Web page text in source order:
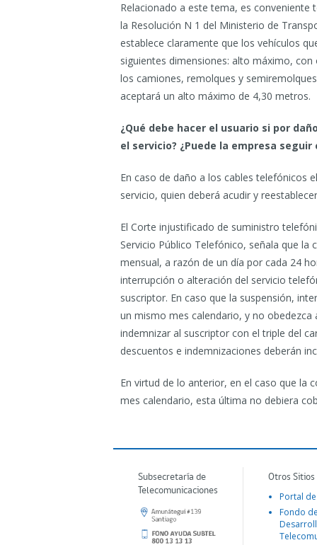
Relacionado a este tema, es
la Resolución N 1 del Ministerio de
establece claramente que los vehículos
siguientes dimensiones: alto máximo,
los camiones, remolques y
aceptará un alto máximo de 4,30 metros.
¿Qué debe hacer el usuario si por
el servicio? ¿Puede la empresa
En caso de daño a los cables telefónicos
servicio, quien deberá acudir y
El Corte injustificado de suministro
Servicio Público Telefónico, señala que
mensual, a razón de un día por cada 24
interrupción o alteración del servicio
suscriptor. En caso que la suspensión,
un mismo mes calendario, y no
indemnizar al suscriptor con el triple del
descuentos e indemnizaciones deberán
En virtud de lo anterior, en el caso que la
mes calendario, esta última no debiera
Subsecretaría de
Telecomunicaciones
Otros
Portal
Fondo